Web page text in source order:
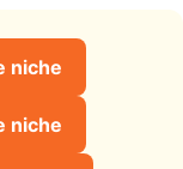
niche
niche